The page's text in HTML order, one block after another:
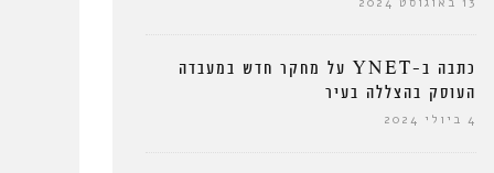
כתבה ב-YNET על מחקר חדש במעבדה
העוסק בהצללה בעיר
4 ביולי 2024